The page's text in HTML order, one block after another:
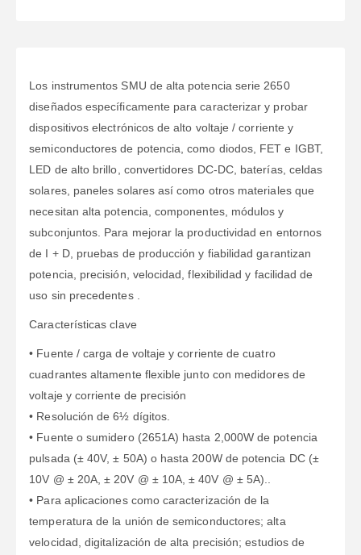
Los instrumentos SMU de alta potencia serie 2650
diseñados específicamente para caracterizar y probar
dispositivos electrónicos de alto voltaje / corriente y
semiconductores de potencia, como diodos, FET e IGBT,
LED de alto brillo, convertidores DC-DC, baterías, celdas
solares, paneles solares así como otros materiales que
necesitan alta potencia, componentes, módulos y
subconjuntos. Para mejorar la productividad en entornos
de I + D, pruebas de producción y fiabilidad garantizan
potencia, precisión, velocidad, flexibilidad y facilidad de
uso sin precedentes .
Características clave
• Fuente / carga de voltaje y corriente de cuatro
cuadrantes altamente flexible junto con medidores de
voltaje y corriente de precisión
• Resolución de 6½ dígitos.
• Fuente o sumidero (2651A) hasta 2,000W de potencia
pulsada (± 40V, ± 50A) o hasta 200W de potencia DC (±
10V @ ± 20A, ± 20V @ ± 10A, ± 40V @ ± 5A)..
• Para aplicaciones como caracterización de la
temperatura de la unión de semiconductores; alta
velocidad, digitalización de alta precisión; estudios de